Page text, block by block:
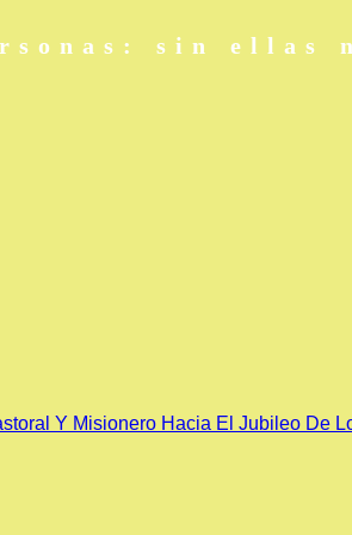
sin ellas
Y Misionero Hacia El Jubileo De